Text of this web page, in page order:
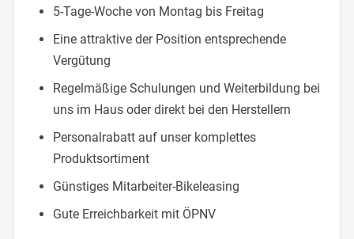
5-Tage-Woche von Montag bis Freitag
Eine attraktive der Position entsprechende
Vergütung
Regelmäßige Schulungen und Weiterbildung bei
uns im Haus oder direkt bei den Herstellern
Personalrabatt auf unser komplettes
Produktsortiment
Günstiges Mitarbeiter-Bikeleasing
Gute Erreichbarkeit mit ÖPNV